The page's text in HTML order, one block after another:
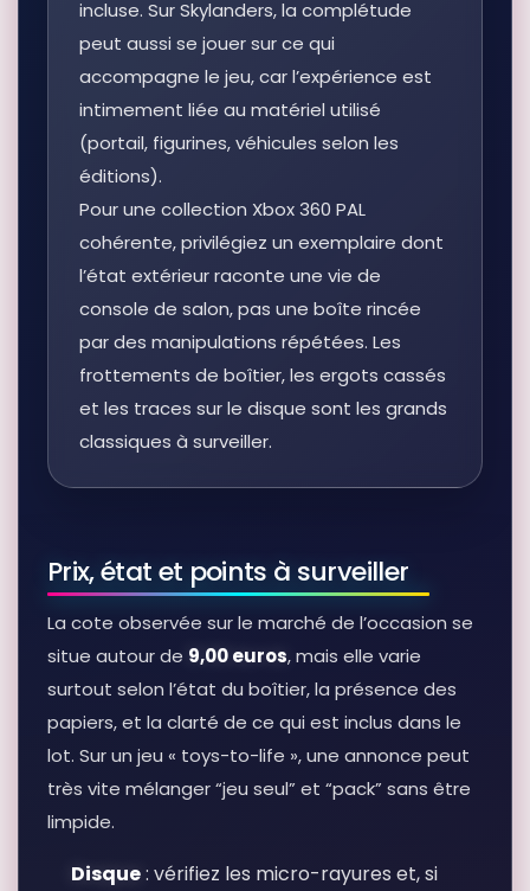
incluse. Sur Skylanders, la complétude
peut aussi se jouer sur ce qui
accompagne le jeu, car l’expérience est
intimement liée au matériel utilisé
(portail, figurines, véhicules selon les
éditions).
Pour une collection Xbox 360 PAL
cohérente, privilégiez un exemplaire dont
l’état extérieur raconte une vie de
console de salon, pas une boîte rincée
par des manipulations répétées. Les
frottements de boîtier, les ergots cassés
et les traces sur le disque sont les grands
classiques à surveiller.
Prix, état et points à surveiller
La cote observée sur le marché de l’occasion se
situe autour de 9,00 euros, mais elle varie
surtout selon l’état du boîtier, la présence des
papiers, et la clarté de ce qui est inclus dans le
lot. Sur un jeu « toys-to-life », une annonce peut
très vite mélanger “jeu seul” et “pack” sans être
limpide.
Disque: vérifiez les micro-rayures et, si